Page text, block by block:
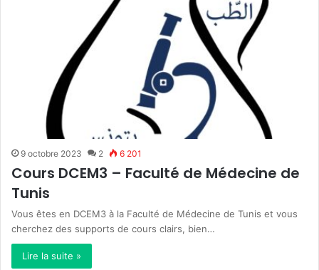
9 octobre 2023 2 6 201
Cours DCEM3 – Faculté de Médecine de
Tunis
Vous êtes en DCEM3 à la Faculté de Médecine de Tunis et vous
cherchez des supports de cours clairs, bien…
Lire la suite »